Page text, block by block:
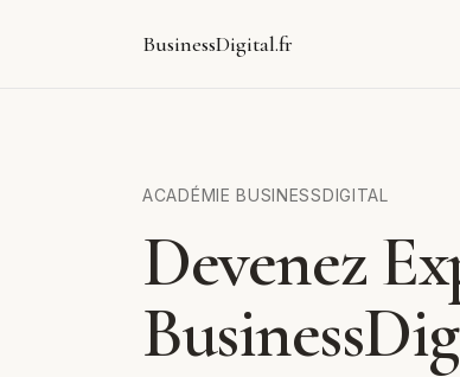
BusinessDigital.fr
ACADÉMIE BUSINESSDIGITAL
Devenez